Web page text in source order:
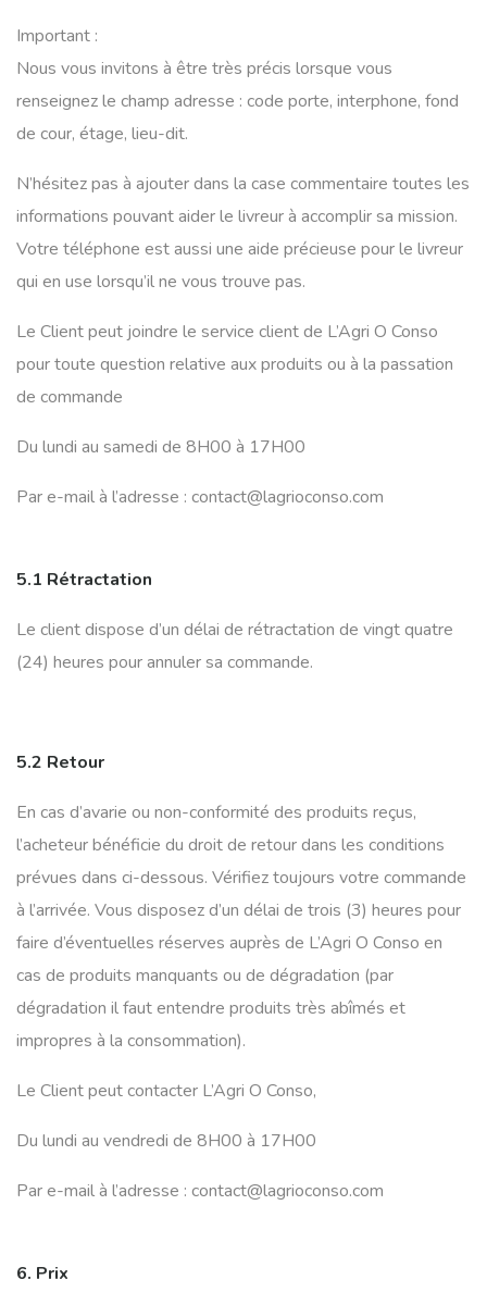
Important :
Nous vous invitons à être très précis lorsque vous
renseignez le champ adresse : code porte, interphone, fond
de cour, étage, lieu-dit.
N’hésitez pas à ajouter dans la case commentaire toutes les
informations pouvant aider le livreur à accomplir sa mission.
Votre téléphone est aussi une aide précieuse pour le livreur
qui en use lorsqu’il ne vous trouve pas.
Le Client peut joindre le service client de L’Agri O Conso
pour toute question relative aux produits ou à la passation
de commande
Du lundi au samedi de 8H00 à 17H00
Par e-mail à l’adresse : contact@lagrioconso.com
5.1 Rétractation
Le client dispose d’un délai de rétractation de vingt quatre
(24) heures pour annuler sa commande.
5.2 Retour
En cas d’avarie ou non-conformité des produits reçus,
l’acheteur bénéficie du droit de retour dans les conditions
prévues dans ci-dessous. Vérifiez toujours votre commande
à l’arrivée. Vous disposez d’un délai de trois (3) heures pour
faire d’éventuelles réserves auprès de L’Agri O Conso en
cas de produits manquants ou de dégradation (par
dégradation il faut entendre produits très abîmés et
impropres à la consommation).
Le Client peut contacter L’Agri O Conso,
Du lundi au vendredi de 8H00 à 17H00
Par e-mail à l’adresse : contact@lagrioconso.com
6. Prix